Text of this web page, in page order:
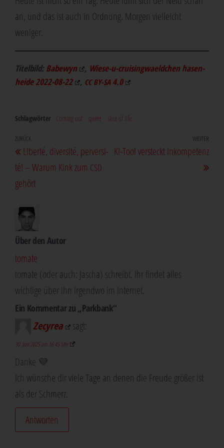
an, und das ist auch in Ord­nung. Mor­gen viel­leicht
weniger.
Titel­bild:Babe­wyn , Wie­se-u-crui­sin­g­waeld­chen hasen­
hei­de 2022-08-22
, CC BY-SA 4.0
Schlagwörter Coming out queer slice of life
Beitragsnavigation
Vorheriger
Beitrag
ZURÜCK
Liber­té, diver­si­té, per­ver­si­
té! – War­um Kink zum CSD
gehört
WEITER
KI-Tool ver­steckt Inkompetenz
Über den Autor
tomate
tomate (oder auch: Jascha) schreibt. Ihr findet alles
wichtige über ihn irgendwo im Internet.
Ein Kommentar zu „Park­bank“
Zecyrea sagt:
30. Juni 2025 um 16:45 Uhr
Dan­ke 💜
Ich wün­sche dir vie­le Tage an denen die Freu­de grö­ßer ist
als der Schmerz.
Antworten